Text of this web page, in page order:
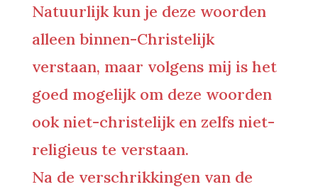
Natuurlijk kun je deze woorden
alleen binnen-Christelijk
verstaan, maar volgens mij is het
goed mogelijk om deze woorden
ook niet-christelijk en zelfs niet-
religieus te verstaan.
Na de verschrikkingen van de